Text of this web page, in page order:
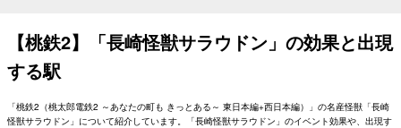
【桃鉄2】「長崎怪獣サラウドン」の効果と出現
する駅
「桃鉄2（桃太郎電鉄2 ～あなたの町も きっとある～ 東日本編+西日本編）」の名産怪獣「長崎
怪獣サラウドン」について紹介しています。「長崎怪獣サラウドン」のイベント効果や、出現す